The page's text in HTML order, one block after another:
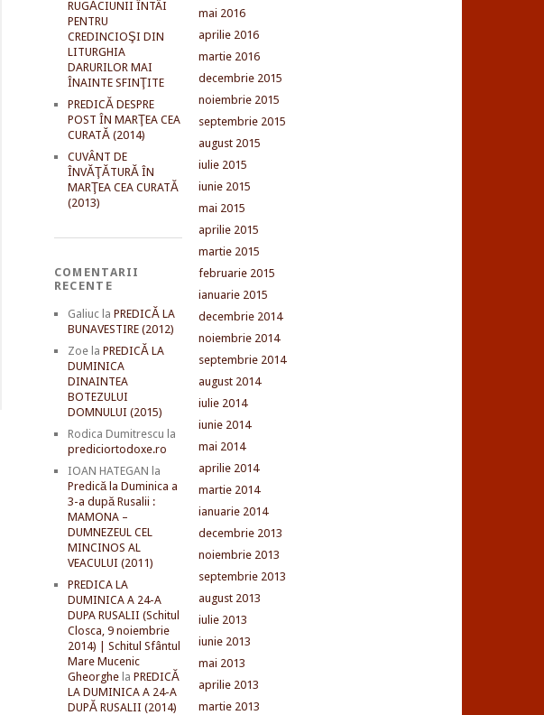
RUGĂCIUNII ÎNTÂI
PENTRU
CREDINCIOŞI DIN
LITURGHIA
DARURILOR MAI
ÎNAINTE SFINŢITE
PREDICĂ DESPRE
POST ÎN MARŢEA CEA
CURATĂ (2014)
CUVÂNT DE
ÎNVĂŢĂTURĂ ÎN
MARŢEA CEA CURATĂ
(2013)
COMENTARII
RECENTE
Galiucla PREDICĂ LA
BUNAVESTIRE (2012)
Zoela PREDICĂ LA
DUMINICA
DINAINTEA
BOTEZULUI
DOMNULUI (2015)
Rodica Dumitrescu la
prediciortodoxe.ro
IOAN HATEGAN la
Predică la Duminica a
3-a după Rusalii :
MAMONA –
DUMNEZEUL CEL
MINCINOS AL
VEACULUI (2011)
PREDICA LA
DUMINICA A 24-A
DUPA RUSALII (Schitul
Closca, 9 noiembrie
2014) | Schitul Sfântul
Mare Mucenic
Gheorghela PREDICĂ
LA DUMINICA A 24-A
DUPĂ RUSALII (2014)
mai 2016
aprilie 2016
martie 2016
decembrie 2015
noiembrie 2015
septembrie 2015
august 2015
iulie 2015
iunie 2015
mai 2015
aprilie 2015
martie 2015
februarie 2015
ianuarie 2015
decembrie 2014
noiembrie 2014
septembrie 2014
august 2014
iulie 2014
iunie 2014
mai 2014
aprilie 2014
martie 2014
ianuarie 2014
decembrie 2013
noiembrie 2013
septembrie 2013
august 2013
iulie 2013
iunie 2013
mai 2013
aprilie 2013
martie 2013